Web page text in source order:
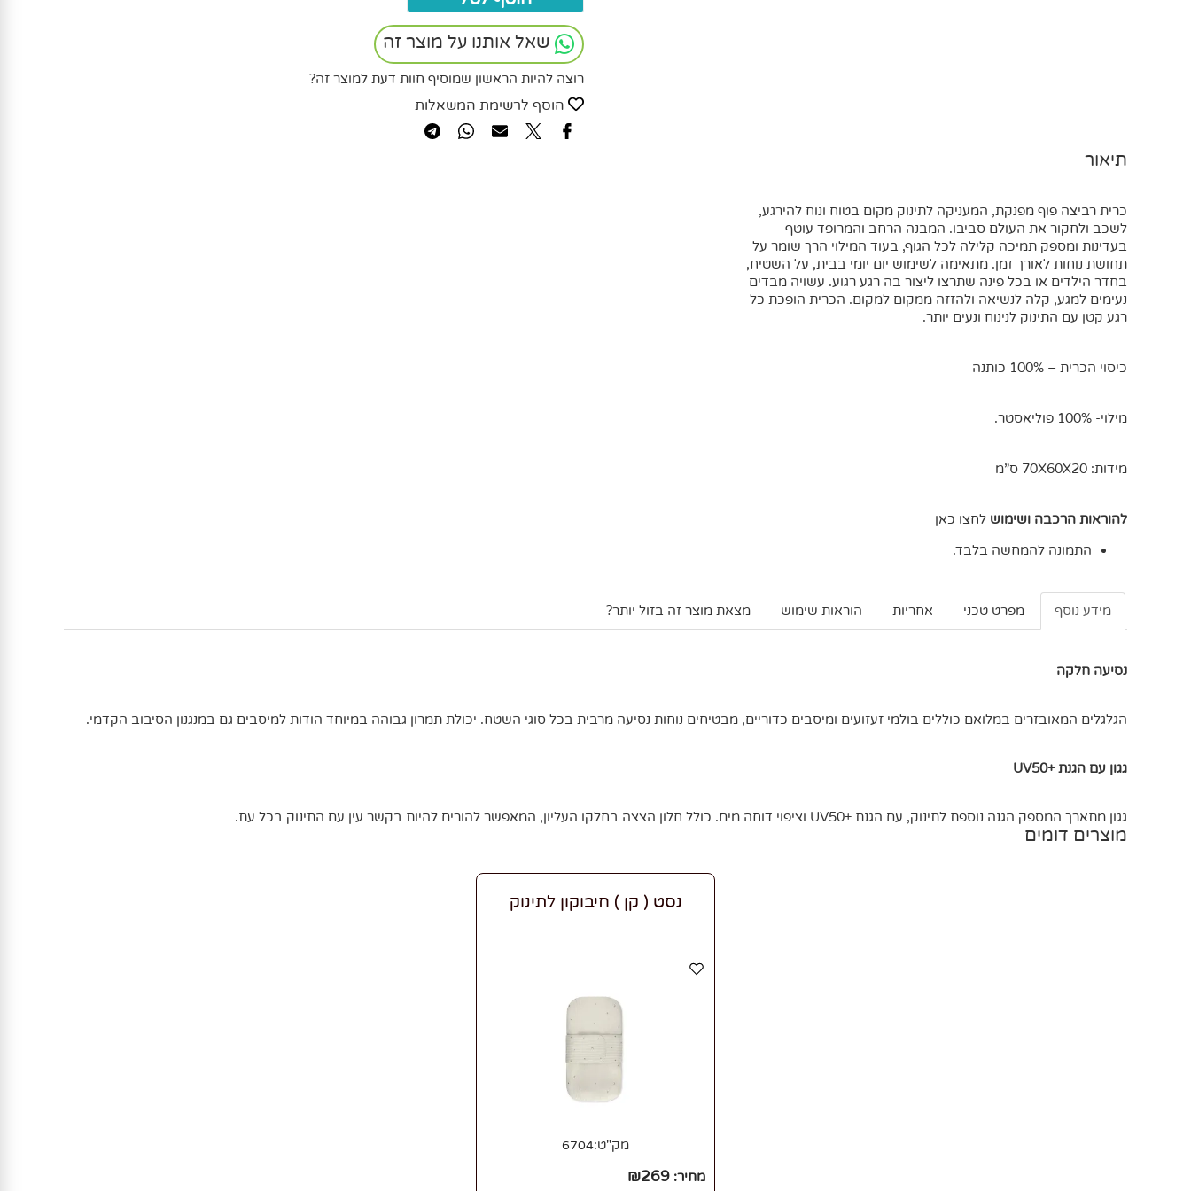
שאל אותנו על מוצר זה
רוצה להיות הראשון שמוסיף חוות דעת למוצר זה?
הוסף לרשימת המשאלות
תיאור
כרית רביצה פוף מפנקת, המעניקה לתינוק מקום בטוח ונוח להירגע,
לשכב ולחקור את העולם סביבו. המבנה הרחב והמרופד עוטף
בעדינות ומספק תמיכה קלילה לכל הגוף, בעוד המילוי הרך שומר על
תחושת נוחות לאורך זמן. מתאימה לשימוש יום יומי בבית, על השטיח,
בחדר הילדים או בכל פינה שתרצו ליצור בה רגע רגוע. עשויה מבדים
נעימים למגע, קלה לנשיאה ולהזזה ממקום למקום. הכרית הופכת כל
רגע קטן עם התינוק לנינוח ונעים יותר.
כיסוי הכרית – 100% כותנה
מילוי- 100% פוליאסטר.
מידות: 70X60X20 ס”מ
להוראות הרכבה ושימוש לחצו כאן
התמונה להמחשה בלבד.
מידע נוסף מפרט טכני אחריות הוראות שימוש מצאת מוצר זה בזול יותר?
נסיעה חלקה
הגלגלים המאובזרים במלואם כוללים בולמי זעזועים ומיסבים כדוריים, מבטיחים נוחות נסיעה מרבית בכל סוגי השטח. יכולת תמרון גבוהה במיוחד הודות למיסבים גם במנגנון הסיבוב הקדמי.
גגון עם הגנת +UV50
גגון מתארך המספק הגנה נוספת לתינוק, עם הגנת +UV50 וציפוי דוחה מים. כולל חלון הצצה בחלקו העליון, המאפשר להורים להיות בקשר עין עם התינוק בכל עת.
מוצרים דומים
נסט ( קן ) חיבוקון לתינוק
מק"ט:6704
מחיר: ₪269